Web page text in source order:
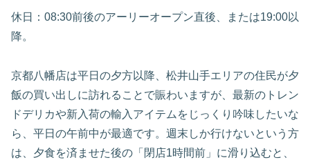
休日：08:30前後のアーリーオープン直後、または19:00以
降。
京都八幡店は平日の夕方以降、松井山手エリアの住民が夕
飯の買い出しに訪れることで賑わいますが、最新のトレン
ドデリカや新入荷の輸入アイテムをじっくり吟味したいな
ら、平日の午前中が最適です。週末しか行けないという方
は、夕食を済ませた後の「閉店1時間前」に滑り込むと、